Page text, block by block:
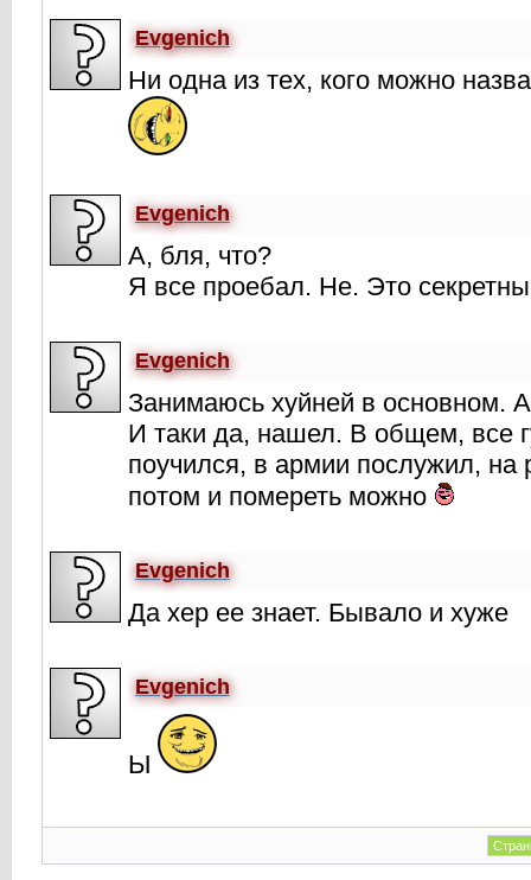
Evgenich
Ни одна из тех, кого можно
Evgenich
А, бля, что?
Я все проебал. Не. Это
Evgenich
Занимаюсь хуйней в основном.
И таки да, нашел. В общем, все
поучился, в армии послужил, на
потом и помереть можно
Evgenich
Да хер ее знает. Бывало и хуже
Evgenich
Ы